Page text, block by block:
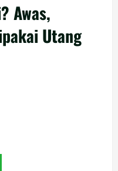
Awas,
Utang